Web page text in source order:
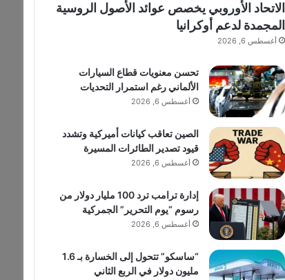
الاتحاد الأوروبي يخصص عوائد الأصول الروسية
المجمدة لدعم أوكرانيا
أغسطس 6, 2026
تحسن معنويات قطاع السيارات
الألماني رغم استمرار التحديات
أغسطس 6, 2026
الصين تعاقب كيانات أميركية وتشدد
قيود تصدير الطائرات المسيرة
أغسطس 6, 2026
إدارة ترامب ترد 100 مليار دولار من
رسوم “يوم التحرير” الجمركية
أغسطس 6, 2026
“ساسكو” تتحول إلى الخسارة بـ 1.6
مليون دولار في الربع الثاني